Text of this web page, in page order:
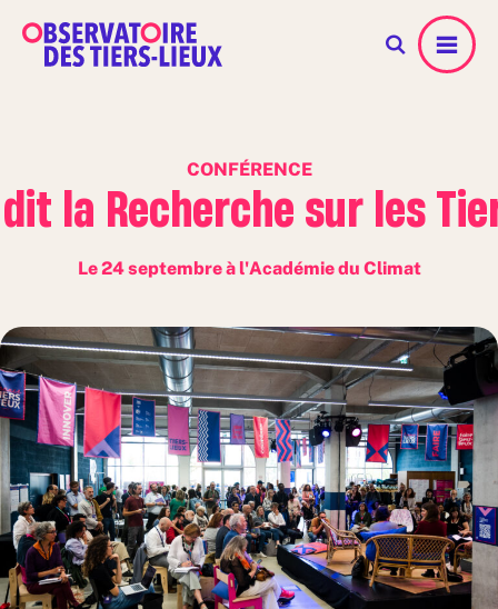
Menu
CONFÉRENCE
la Recherche sur les
Le 24 septembre à l'Académie du Climat